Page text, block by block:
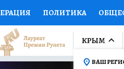
ПОЛИТИКА
НАУКА СПОРТ
ФИНАНСЫ
КРЫМ
ВАШ